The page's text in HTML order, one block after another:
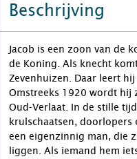
Beschrijving
Jacob is een zoon van de
de Koning. Als knecht
Zevenhuizen. Daar leert
Omstreeks 1920 wordt hij
Oud-Verlaat. In de stille
krulschaatsen, doorlopers
een eigenzinnig man, die
liggen. Als iemand hem